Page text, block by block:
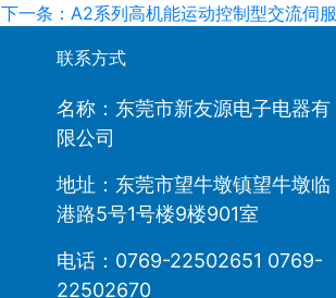
下一条：A2系列高机能运动控制型交流伺服
联系方式
名称：东莞市新友源电子电器有
限公司
地址：东莞市望牛墩镇望牛墩临
港路5号1号楼9楼901室
电话：0769-22502651 0769-
22502670